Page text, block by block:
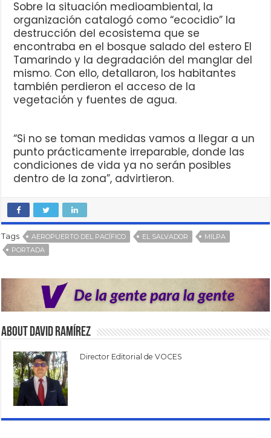
Sobre la situación medioambiental, la
organización catalogó como “ecocidio” la
destrucción del ecosistema que se
encontraba en el bosque salado del estero El
Tamarindo y la degradación del manglar del
mismo. Con ello, detallaron, los habitantes
también perdieron el acceso de la
vegetación y fuentes de agua.
“Si no se toman medidas vamos a llegar a un
punto prácticamente irreparable, donde las
condiciones de vida ya no serán posibles
dentro de la zona”, advirtieron.
Tags AEROPUERTO DEL PACÍFICO EL SALVADOR
MILPA
PORTADA
About David Ramírez
Director Editorial de VOCES